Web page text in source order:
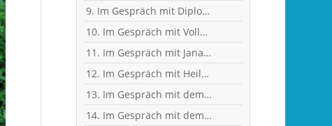
9. Im Gespräch mit Diplom-Ingenieur und Fitness-Trainer Achim Glaab
10. Im Gespräch mit Vollblut-Handballer Patrick Gempp vom <nobr>TV Großwallstadt</nobr>
11. Im Gespräch mit Jana Pfeil - Gründerin Netzwerk selbständiger Frauen
12. Im Gespräch mit Heilpraktikerin Angelika Rüdel
13. Im Gespräch mit dem ehemaligen TVG-Spieler und Rechtsanwalt Uli Wolf
14. Im Gespräch mit dem ehemaligen Nationaltorhüter, Welt- und Europameister Carsten Lichtlein